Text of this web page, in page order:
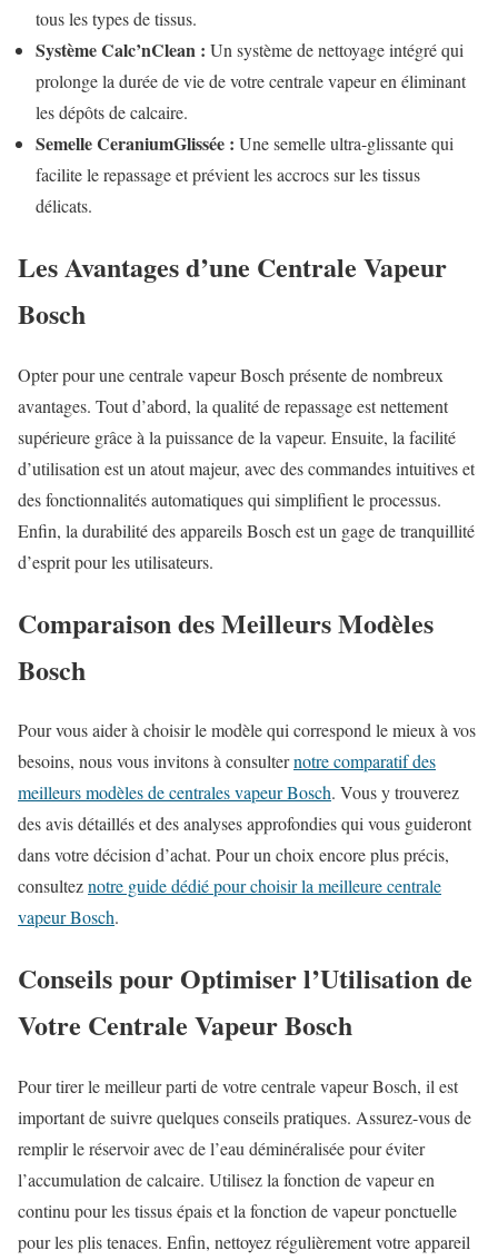
tous les types de tissus.
Système Calc’nClean : Un système de nettoyage intégré qui
prolonge la durée de vie de votre centrale vapeur en éliminant
les dépôts de calcaire.
Semelle CeraniumGlissée : Une semelle ultra-glissante qui
facilite le repassage et prévient les accrocs sur les tissus
délicats.
Les Avantages d’une Centrale Vapeur
Bosch
Opter pour une centrale vapeur Bosch présente de nombreux
avantages. Tout d’abord, la qualité de repassage est nettement
supérieure grâce à la puissance de la vapeur. Ensuite, la facilité
d’utilisation est un atout majeur, avec des commandes intuitives et
des fonctionnalités automatiques qui simplifient le processus.
Enfin, la durabilité des appareils Bosch est un gage de tranquillité
d’esprit pour les utilisateurs.
Comparaison des Meilleurs Modèles
Bosch
Pour vous aider à choisir le modèle qui correspond le mieux à vos
besoins, nous vous invitons à consulternotre comparatif des
meilleurs modèles de centrales vapeur Bosch. Vous y trouverez
des avis détaillés et des analyses approfondies qui vous guideront
dans votre décision d’achat. Pour un choix encore plus précis,
consulteznotre guide dédié pour choisir la meilleure centrale
vapeur Bosch.
Conseils pour Optimiser l’Utilisation de
Votre Centrale Vapeur Bosch
Pour tirer le meilleur parti de votre centrale vapeur Bosch, il est
important de suivre quelques conseils pratiques. Assurez-vous de
remplir le réservoir avec de l’eau déminéralisée pour éviter
l’accumulation de calcaire. Utilisez la fonction de vapeur en
continu pour les tissus épais et la fonction de vapeur ponctuelle
pour les plis tenaces. Enfin, nettoyez régulièrement votre appareil